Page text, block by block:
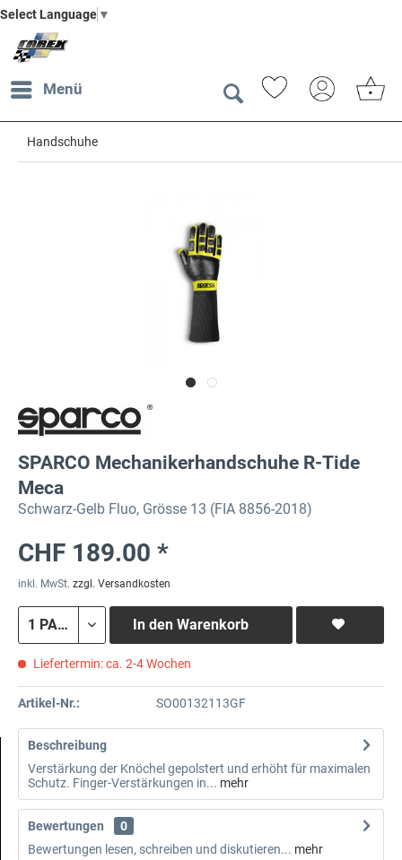
Select Language ▼
Menü
Handschuhe
SPARCO Mechanikerhandschuhe R-Tide
Meca
Schwarz-Gelb Fluo, Grösse 13 (FIA 8856-2018)
CHF 189.00 *
inkl. MwSt. zzgl. Versandkosten
In den Warenkorb
Liefertermin: ca. 2-4 Wochen
Artikel-Nr.: SO00132113GF
Beschreibung
Verstärkung der Knöchel gepolstert und erhöht für maximalen
Schutz. Finger-Verstärkungen in... mehr
Bewertungen
0
Bewertungen lesen, schreiben und diskutieren... mehr